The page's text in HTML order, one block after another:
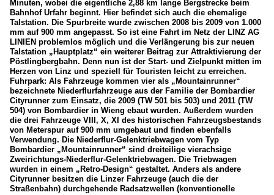
Minuten, wobei die eigentliche 2,88 km lange Bergstrecke beim
Bahnhof Urfahr beginnt. Hier befindet sich auch die ehemalige
Talstation. Die Spurbreite wurde zwischen 2008 bis 2009 von 1.000
mm auf 900 mm angepasst. So ist eine Fahrt im Netz der LINZ AG
LINIEN problemlos möglich und die Verlängerung bis zur neuen
Talstation „Hauptplatz“ ein weiterer Beitrag zur Attraktivierung der
Pöstlingbergbahn. Denn nun ist der Start- und Zielpunkt mitten im
Herzen von Linz und speziell für Touristen leicht zu erreichen.
Fuhrpark: Als Fahrzeuge kommen vier als „Mountainrunner“
bezeichnete Niederflurfahrzeuge aus der Familie der Bombardier
Cityrunner zum Einsatz, die 2009 (TW 501 bis 503) und 2011 (TW
504) von Bombardier in Wieng ebaut wurden. Außerdem wurden
die drei Fahrzeuge VIII, X, XI des historischen Fahrzeugsbestands
von Meterspur auf 900 mm umgebaut und finden ebenfalls
Verwendung. Die Niederflur-Gelenktriebwagen vom Typ
Bombardier „Mountainrunner“ sind dreiteilige vierachsige
Zweirichtungs-Niederflur-Gelenktriebwagen. Die Triebwagen
wurden in einem „Retro-Design“ gestaltet. Anders als andere
Cityrunner besitzen die Linzer Fahrzeuge (auch die der
Straßenbahn) durchgehende Radsatzwellen (konventionelle